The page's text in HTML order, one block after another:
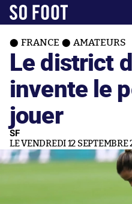
FRANCE AMATEURS
Le district
invente le
jouer
SF
LE VENDREDI 12 SEPTEMBRE